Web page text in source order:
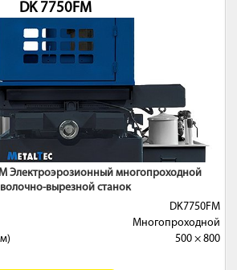
DK 7750FМ
Электроэрозионный многопроходной
вырезной станок
DK7750FМ
Многопроходной
500 × 800